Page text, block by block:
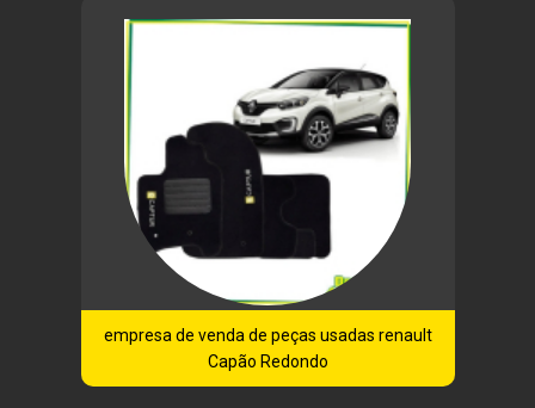
empresa de venda de peças usadas renault
Capão Redondo